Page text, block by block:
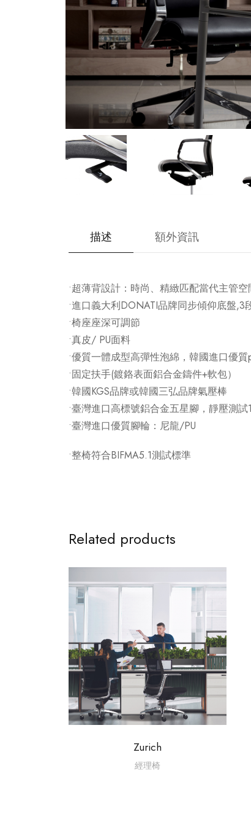
描述 額外資訊
•超薄背設計：時尚、精緻匹配當代主管
•進口義大利DONATI品牌同步傾仰底盤
•椅座座深可調節
•真皮/ PU面料
•優質一體成型高彈性泡綿，韓國進口優
•固定扶手(鍍鉻表面鋁合金鑄件+軟包）
•韓國KGS品牌或韓國三弘品牌氣壓棒
•臺灣進口高標號鋁合金五星腳，靜壓測試
•臺灣進口優質腳輪：尼龍/PU
•整椅符合BIFMA5.1測試標準
Related products
Zurich
經理椅